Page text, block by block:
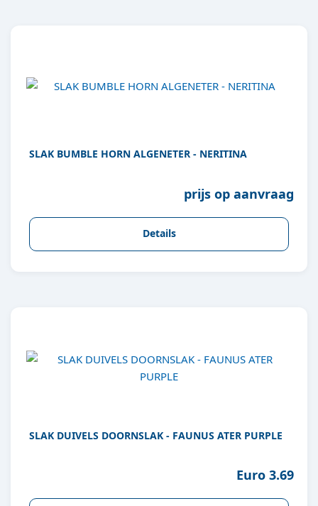
SLAK BUMBLE HORN ALGENETER - NERITINA
prijs op aanvraag
Details
SLAK DUIVELS DOORNSLAK - FAUNUS ATER PURPLE
Euro 3.69